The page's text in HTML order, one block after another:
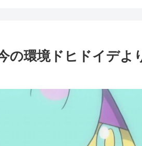
の環境ドヒドイデよ